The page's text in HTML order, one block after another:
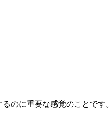
のに重要な感覚のことです。